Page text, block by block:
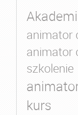
animator
animator
szkolenie
kurs